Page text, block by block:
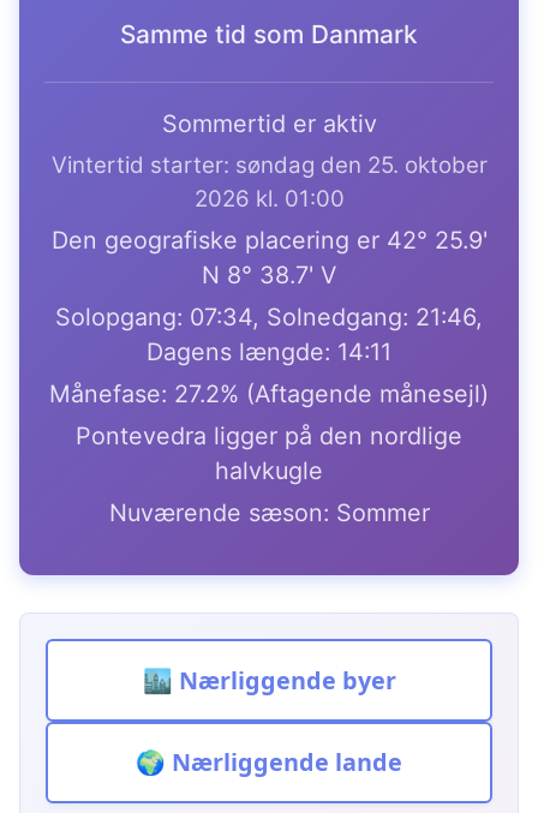
Samme tid som Danmark
Sommertid er aktiv
Vintertid starter: søndag den 25. oktober
2026 kl. 01:00
Den geografiske placering er 42° 25.9'
N 8° 38.7' V
Solopgang: 07:34, Solnedgang: 21:46,
Dagens længde: 14:11
Månefase: 27.2% (Aftagende månesejl)
Pontevedra ligger på den nordlige
halvkugle
Nuværende sæson: Sommer
🏙️ Nærliggende byer
🌍 Nærliggende lande